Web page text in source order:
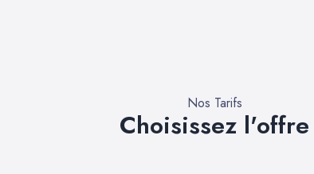
Nos Tarifs
Choisissez l'offre